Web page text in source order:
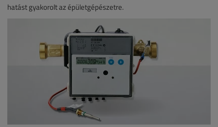
hatást gyakorolt az épületgépészetre.